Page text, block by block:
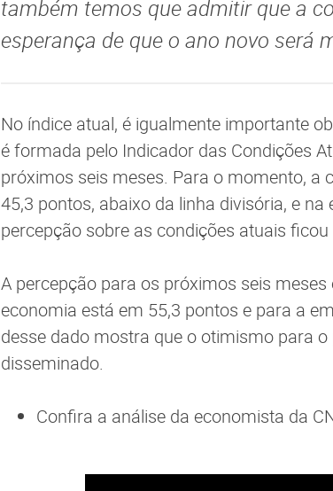
também temos que admitir que a
esperança de que o ano novo será
No índice atual, é igualmente importante
é formada pelo Indicador das Condições
próximos seis meses. Para o momento, a
45,3 pontos, abaixo da linha divisória, e
percepção sobre as condições atuais
A percepção para os próximos seis
economia está em 55,3 pontos e para a
desse dado mostra que o otimismo para
disseminado.
Confira a análise da economista da